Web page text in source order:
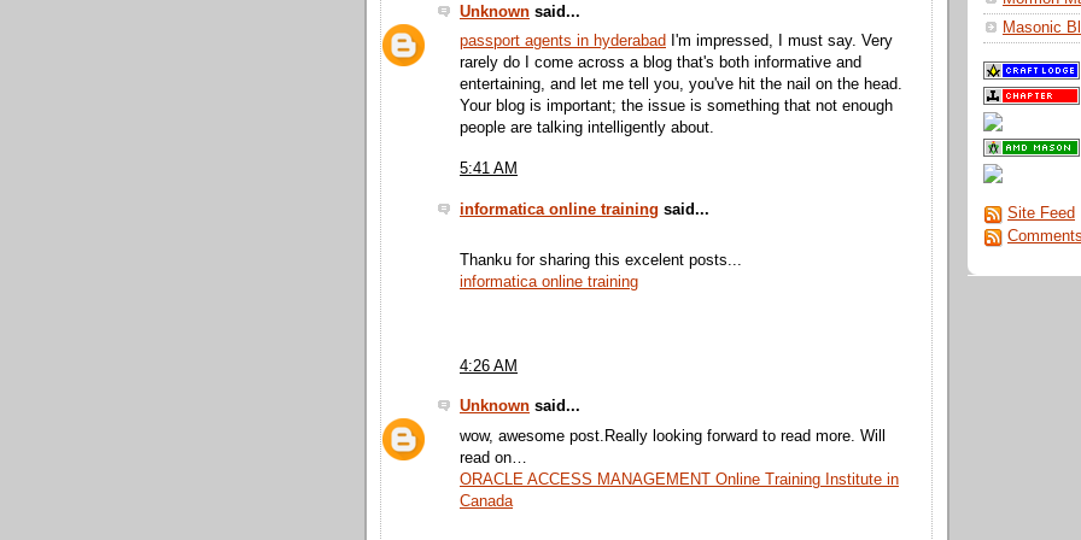
Unknown said...
passport agents in hyderabad I'm impressed, I must say. Very
rarely do I come across a blog that's both informative and
entertaining, and let me tell you, you've hit the nail on the head.
Your blog is important; the issue is something that not enough
people are talking intelligently about.
5:41 AM
informatica online training said...
Thanku for sharing this excelent posts...
informatica online training
4:26 AM
Unknown said...
wow, awesome post.Really looking forward to read more. Will
read on…
ORACLE ACCESS MANAGEMENT Online Training Institute in
Canada
Masonic
Site Feed